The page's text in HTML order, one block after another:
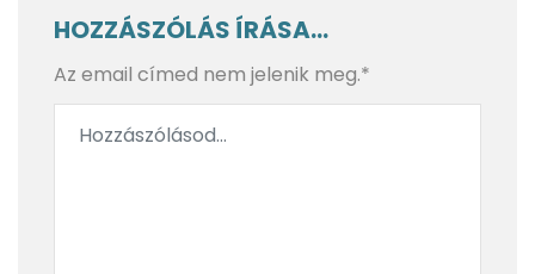
A varázslat útján a golf őshazájától a Loch Ness-i
HOZZÁSZÓLÁS ÍRÁSA...
Az email címed nem jelenik meg.*